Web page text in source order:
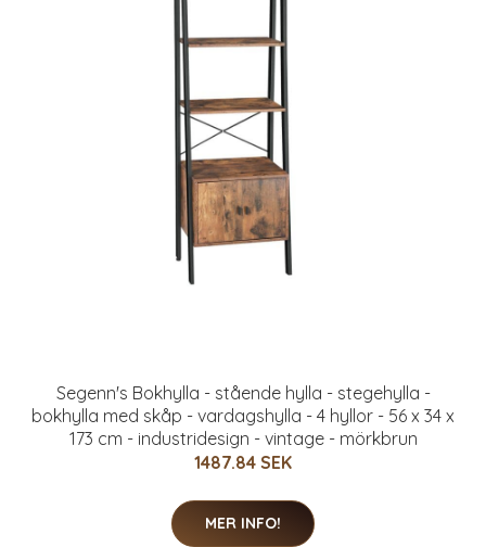
Segenn's Bokhylla - stående hylla - stegehylla -
bokhylla med skåp - vardagshylla - 4 hyllor - 56 x 34 x
173 cm - industridesign - vintage - mörkbrun
1487.84 SEK
MER INFO!